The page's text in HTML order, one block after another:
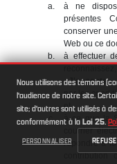
à ne
présentes
conserver
Web ou ce
à effectuer
«J'accepte»,
par les
et
à ce que la
courrier
répondre à
Nous utilisons des témoins
l'audience de notre site.
site; d'autres sont utilisés à
conformément à laLoi 25.
PERSONNALISER